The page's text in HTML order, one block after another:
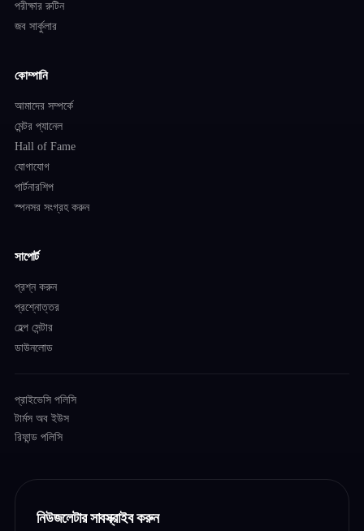
পরীক্ষার রুটিন
জব সার্কুলার
কোম্পানি
আমাদের সম্পর্কে
মেন্টর প্যানেল
Hall of Fame
যোগাযোগ
পার্টনারশিপ
স্পনসর সংগ্রহ করুন
সাপোর্ট
প্রশ্ন করুন
প্রশ্নোত্তর
হেল্প সেন্টার
ডাউনলোড
প্রাইভেসি পলিসি
টার্মস অব ইউস
রিফান্ড পলিসি
নিউজলেটার সাবস্ক্রাইব করুন